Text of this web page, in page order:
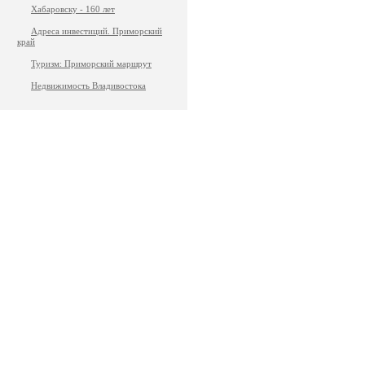
Хабаровску - 160 лет
Адреса инвестиций. Приморский
край
Туризм: Приморский маршрут
Недвижимость Владивостока